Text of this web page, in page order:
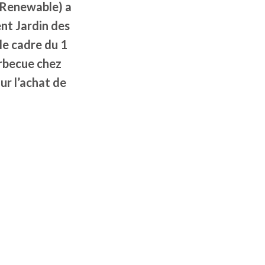
a
Jardin des
cadre du 1
chez
l’achat de